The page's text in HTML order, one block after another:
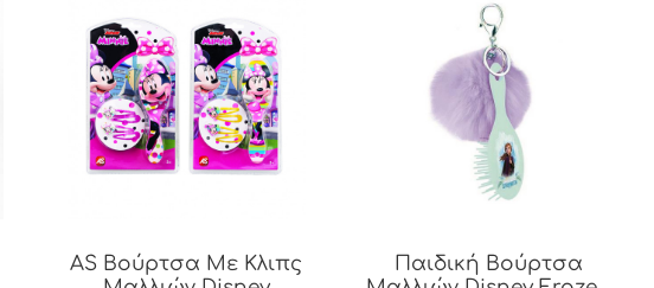
AS Βούρτσα Με Κλιπς
Παιδική Βούρτσα